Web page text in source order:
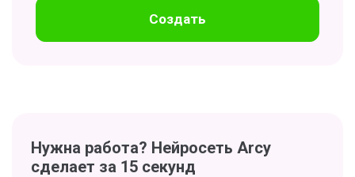
Создать
Нужна работа? Нейросеть Arcy
сделает за 15 секунд